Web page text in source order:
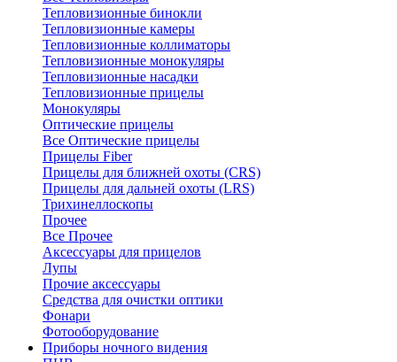
Тепловизионные бинокли
Тепловизионные камеры
Тепловизионные коллиматоры
Тепловизионные монокуляры
Тепловизионные насадки
Тепловизионные прицелы
Монокуляры
Оптические прицелы
Все Оптические прицелы
Прицелы Fiber
Прицелы для ближней охоты (CRS)
Прицелы для дальней охоты (LRS)
Трихинеллоскопы
Прочее
Все Прочее
Аксессуары для прицелов
Лупы
Прочие аксессуары
Средства для очистки оптики
Фонари
Фотооборудование
Приборы ночного видения